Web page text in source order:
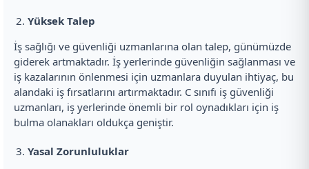
Yüksek Talep
İş sağlığı ve güvenliği uzmanlarına olan talep, günümüzde
giderek artmaktadır. İş yerlerinde güvenliğin sağlanması ve
iş kazalarının önlenmesi için uzmanlara duyulan ihtiyaç, bu
alandaki iş fırsatlarını artırmaktadır. C sınıfı iş güvenliği
uzmanları, iş yerlerinde önemli bir rol oynadıkları için iş
bulma olanakları oldukça geniştir.
Yasal Zorunluluklar